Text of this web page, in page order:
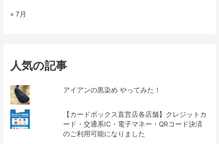
« 7月
人気の記事
アイアンの黒染め やってみた！
【カードボックス直営店各店舗】クレジットカ
ード・交通系IC・電子マネー・QRコード決済
のご利用可能になりました